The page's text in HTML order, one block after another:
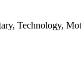
Technology,